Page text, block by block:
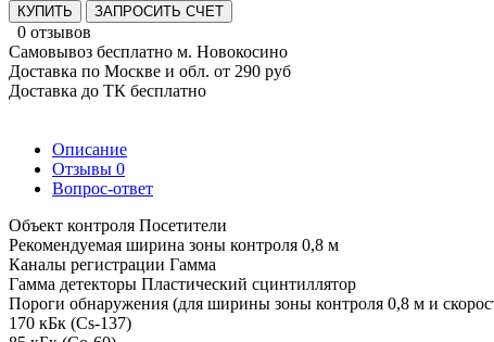
КУПИТЬ ЗАПРОСИТЬ СЧЕТ
0 отзывов
Самовывоз бесплатно м. Новокосино
Доставка по Москве и обл. от 290 руб
Доставка до ТК бесплатно
Описание
Отзывы 0
Вопрос-ответ
Объект контроля Посетители
Рекомендуемая ширина зоны контроля 0,8 м
Каналы регистрации Гамма
Гамма детекторы Пластический сцинтиллятор
Пороги обнаружения (для ширины зоны контроля 0,8 м и
170 кБк (Cs-137)